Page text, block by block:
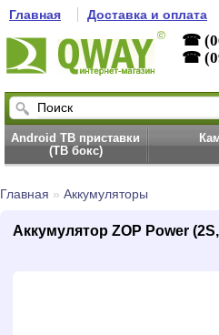
Главная Доставка и оплата
☎
☎
Android ТВ приставки
(ТВ бокс)
Главная » Аккумуляторы
Аккумулятор ZOP Power